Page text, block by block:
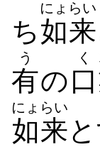
ち如来
にょらい
有
う
の口
く
如来
にょらい